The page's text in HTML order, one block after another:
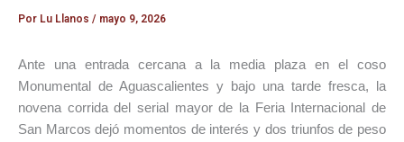
Por Lu Llanos / mayo 9, 2026
Ante una entrada cercana a la media plaza en el coso
Monumental de Aguascalientes y bajo una tarde fresca, la
novena corrida del serial mayor de la Feria Internacional de
San Marcos dejó momentos de interés y dos triunfos de peso